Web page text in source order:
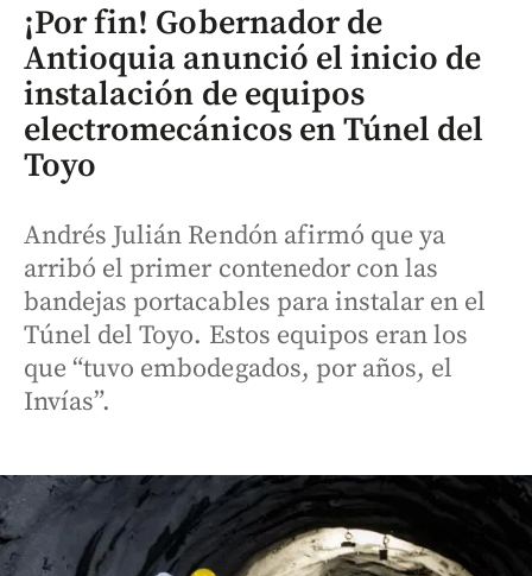
¡Por fin! Gobernador de
Antioquia anunció el inicio de
instalación de equipos
electromecánicos en Túnel del
Toyo
Andrés Julián Rendón afirmó que ya
arribó el primer contenedor con las
bandejas portacables para instalar en el
Túnel del Toyo. Estos equipos eran los
que “tuvo embodegados, por años, el
Invías”.